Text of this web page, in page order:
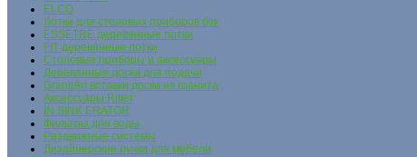
ELCO
Лотки для столовых приборов бук
ESSETRE деревянные лотки
FIT деревянные лотки
Столовые приборы и аксессуары
Деревянные доски для подачи
GranitArt вставки доски из гранита
Аксессуары Ritter
IN SINK ERATOR
Фильтры для воды
Раздвижные системы
Дизайнерские ручки для мебели